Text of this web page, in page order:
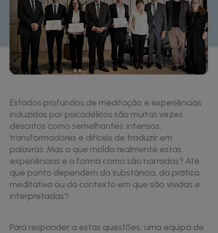
Estados profundos de meditação e experiências
induzidas por psicadélicos são muitas vezes
descritos como semelhantes: intensos,
transformadores e difíceis de traduzir em
palavras. Mas o que molda realmente estas
experiências e a forma como são narradas? Até
que ponto dependem da substância, da prática
meditativa ou do contexto em que são vividas e
interpretadas?
Para responder a estas questões, uma equipa de